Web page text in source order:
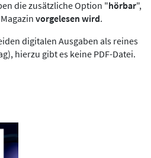
die zusätzliche Option "hörbar",
vorgelesen wird.
digitalen Ausgaben als reines
hierzu gibt es keine PDF-Datei.